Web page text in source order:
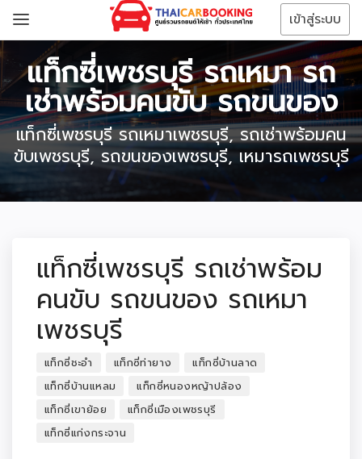
เข้าสู่ระบบ
แท็กซี่เพชรบุรี รถเหมา รถ
เช่าพร้อมคนขับ รถขนของ
แท็กซี่เพชรบุรี รถเหมาเพชรบุรี, รถเช่าพร้อมคน
ขับเพชรบุรี, รถขนของเพชรบุรี, เหมารถเพชรบุรี
แท็กซี่เพชรบุรี รถเช่าพร้อม
คนขับ รถขนของ รถเหมา
เพชรบุรี
แท็กซี่ชะอำ แท็กซี่ท่ายาง
แท็กซี่บ้านลาด
แท็กซี่บ้านแหลม
แท็กซี่หนองหญ้าปล้อง
แท็กซี่เขาย้อย
แท็กซี่เมืองเพชรบุรี
แท็กซี่แก่งกระจาน